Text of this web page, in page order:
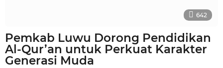
642
Pemkab Luwu Dorong Pendidikan
Al-Qur’an untuk Perkuat Karakter
Generasi Muda